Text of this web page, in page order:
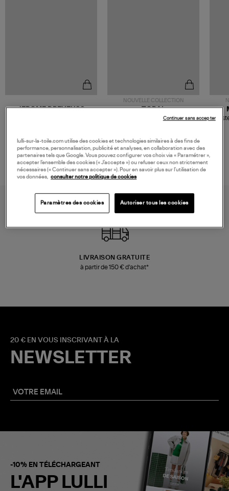
JEROME DREYFUSS
NOUVELLE COLLECTION
TORAL
Mocassins Killian Sport
LIVRAISON GRATUITE
à partir de 150 € d'achat*
20 € EN VOUS INSCRIVANT À LA
NEWSLETTER
-10% EN TÉLÉCHARGEANT
L'APP LULLI
lulli-sur-la-toile.com utilise des cookies et technologies similaires à des fins de
performance, personnalisation, publicité et analyses, en collaboration avec des
partenaires tels que Google. Vous pouvez configurer vos choix via « Paramétrer »,
accepter l’ensemble des cookies (« J’accepte ») ou refuser ceux non strictement
nécessaires (« Continuer sans accepter »). Pour en savoir plus sur l’utilisation de
vos données, consulter notre politique de cookies
Paramètres des cookies Autoriser tous les cookies
Continuer sans accepter